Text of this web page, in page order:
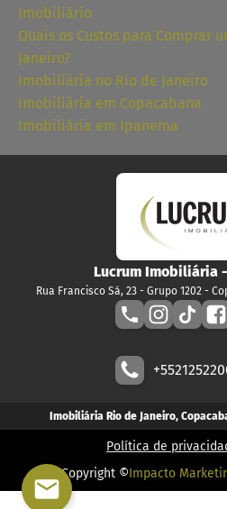
Imobiliário
Quais os Custos para Comprar
Janeiro?
Imobiliária no Rio de Janeiro
Imobiliária em Copacabana
Imobiliária em Ipanema
Lucrum Imobiliária
Rua Francisco Sá, 23 - Grupo 1202 -
Imobiliária Rio de Janeiro,
Copyright ©Impacto
Política de